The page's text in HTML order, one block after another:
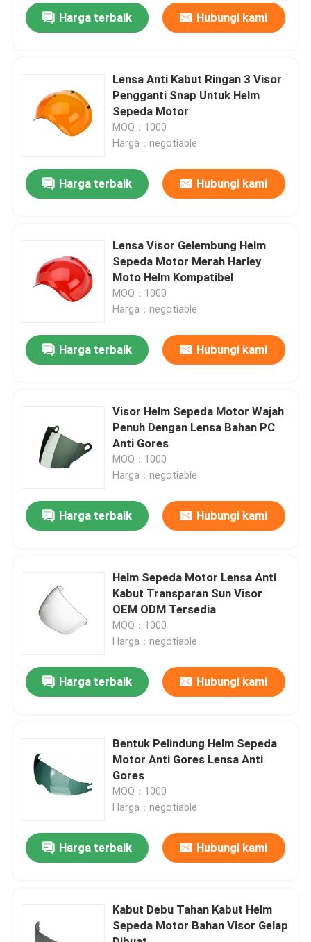
Tentang kami
Tur Pabrik
Berita
Permintaan Penawaran
Kacamata Safety Goggles
Harga terbaik Hubungi kami
Lensa Anti Kabut Ringan 3 Visor
Pengganti Snap Untuk Helm
Sepeda Motor
MOQ：1000
Harga：negotiable
Harga terbaik Hubungi kami
Lensa Visor Gelembung Helm
Sepeda Motor Merah Harley
Moto Helm Kompatibel
MOQ：1000
Harga：negotiable
Harga terbaik Hubungi kami
Visor Helm Sepeda Motor Wajah
Penuh Dengan Lensa Bahan PC
Anti Gores
MOQ：1000
Harga：negotiable
Harga terbaik Hubungi kami
Helm Sepeda Motor Lensa Anti
Kabut Transparan Sun Visor
OEM ODM Tersedia
MOQ：1000
Harga：negotiable
Harga terbaik Hubungi kami
Bentuk Pelindung Helm Sepeda
Motor Anti Gores Lensa Anti
Gores
MOQ：1000
Harga：negotiable
Harga terbaik Hubungi kami
Kabut Debu Tahan Kabut Helm
Sepeda Motor Bahan Visor Gelap